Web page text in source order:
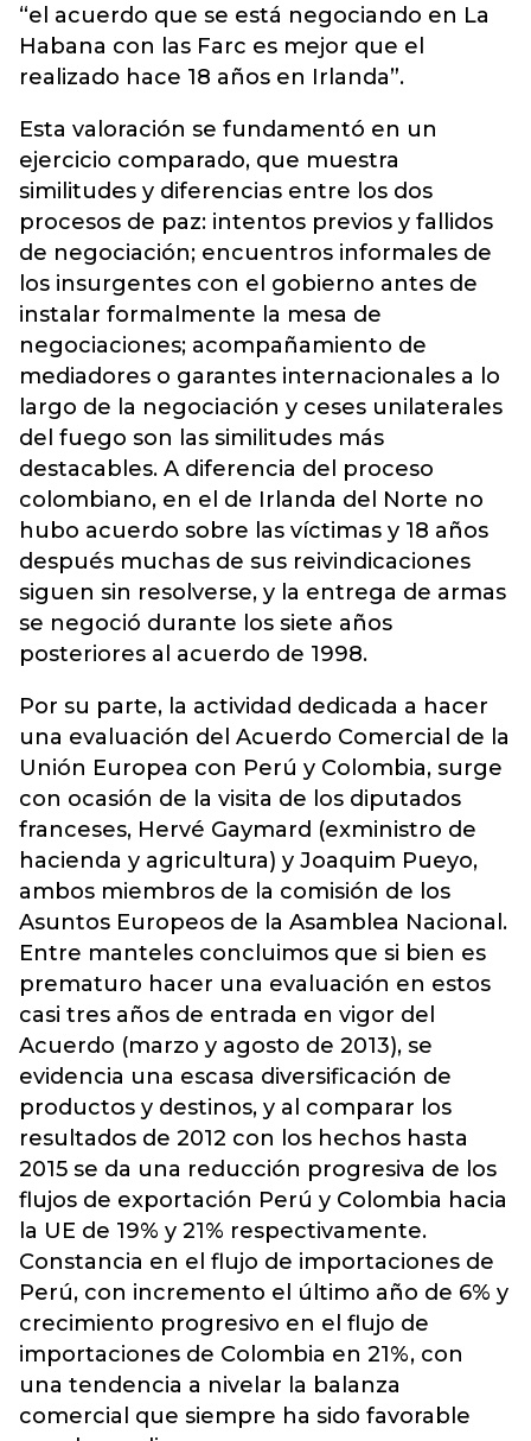
“el acuerdo que se está negociando en La
Habana con las Farc es mejor que el
realizado hace 18 años en Irlanda”.
Esta valoración se fundamentó en un
ejercicio comparado, que muestra
similitudes y diferencias entre los dos
procesos de paz: intentos previos y fallidos
de negociación; encuentros informales de
los insurgentes con el gobierno antes de
instalar formalmente la mesa de
negociaciones; acompañamiento de
mediadores o garantes internacionales a lo
largo de la negociación y ceses unilaterales
del fuego son las similitudes más
destacables. A diferencia del proceso
colombiano, en el de Irlanda del Norte no
hubo acuerdo sobre las víctimas y 18 años
después muchas de sus reivindicaciones
siguen sin resolverse, y la entrega de armas
se negoció durante los siete años
posteriores al acuerdo de 1998.
Por su parte, la actividad dedicada a hacer
una evaluación del Acuerdo Comercial de la
Unión Europea con Perú y Colombia, surge
con ocasión de la visita de los diputados
franceses, Hervé Gaymard (exministro de
hacienda y agricultura) y Joaquim Pueyo,
ambos miembros de la comisión de los
Asuntos Europeos de la Asamblea Nacional.
Entre manteles concluimos que si bien es
prematuro hacer una evaluación en estos
casi tres años de entrada en vigor del
Acuerdo (marzo y agosto de 2013), se
evidencia una escasa diversificación de
productos y destinos, y al comparar los
resultados de 2012 con los hechos hasta
2015 se da una reducción progresiva de los
flujos de exportación Perú y Colombia hacia
la UE de 19% y 21% respectivamente.
Constancia en el flujo de importaciones de
Perú, con incremento el último año de 6% y
crecimiento progresivo en el flujo de
importaciones de Colombia en 21%, con
una tendencia a nivelar la balanza
comercial que siempre ha sido favorable